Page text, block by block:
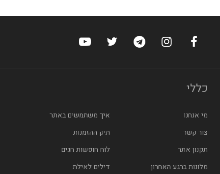
ערוץ הפייסבוק של הוטלס
ערוץ האינסטגרם של הוטלס
ערוץ הטלגרם של הוטלס
ערוץ טוויטר של הוטלס
ערוץ היוטיוב של
כללי
מי אנחנו
איך משתמשים באתר
צור קשר
תיק ההזמנות
תקנון אתר
לוח חופשות חגים
מלונות ברגע האחרון
דילים לאילת